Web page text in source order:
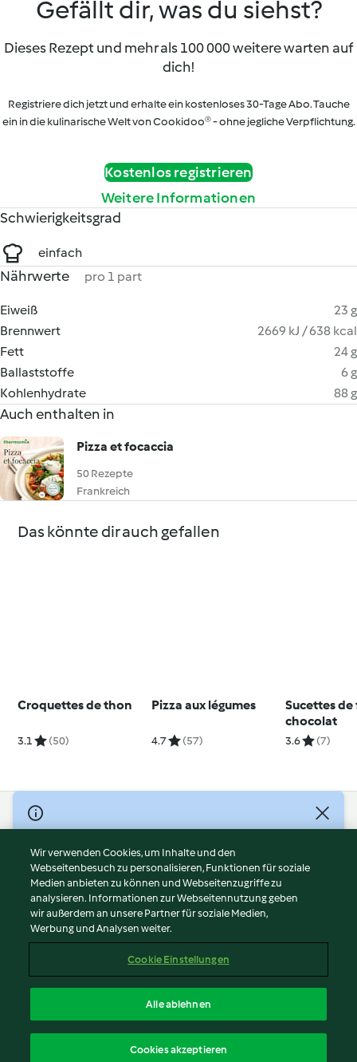
Gefällt dir, was du siehst?
Dieses Rezept und mehr als 100 000 weitere warten auf
dich!
Registriere dich jetzt und erhalte ein kostenloses 30-Tage Abo. Tauche
ein in die kulinarische Welt von Cookidoo® - ohne jegliche Verpflichtung.
Kostenlos registrieren
Weitere Informationen
Schwierigkeitsgrad
einfach
Nährwerte pro 1 part
Eiweiß
23 g
Brennwert
2669 kJ / 638 kcal
Fett
24 g
Ballaststoffe
6 g
Kohlenhydrate
88 g
Auch enthalten in
Pizza et focaccia
50 Rezepte
Frankreich
Das könnte dir auch gefallen
Croquettes de thon
3.1 (50)
Pizza aux légumes
4.7 (57)
Sucettes de
chocolat
3.6 (7)
© Copyright 2026
Nutzungsbedingungen
Datenschutzrichtlinien
Disclaimer
Impressum
Cookies
Abo kündigen
Erklärung zur Barrierefreiheit
Wir verwenden Cookies, um Inhalte und den
Webseitenbesuch zu personalisieren, Funktionen für soziale
Medien anbieten zu können und Webseitenzugriffe zu
analysieren. Informationen zur Webseitennutzung geben
wir außerdem an unsere Partner für soziale Medien,
Werbung und Analysen weiter.
Cookie Einstellungen
Alle ablehnen
Cookies akzeptieren